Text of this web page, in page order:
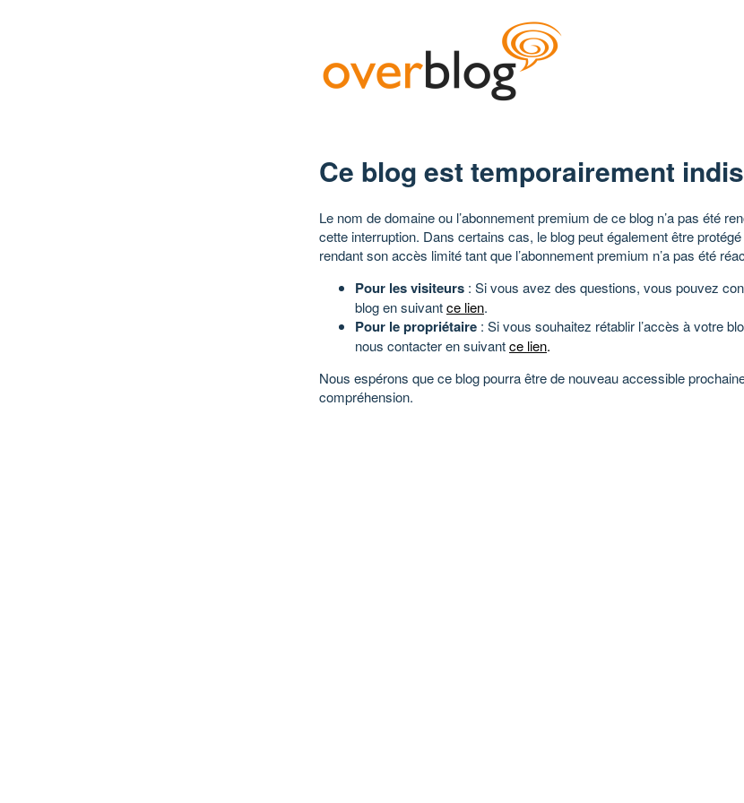
Ce blog est temporairement
Le nom de domaine ou l’abonnement premium de ce blog n’a pas été
cette interruption. Dans certains cas, le blog peut également être
rendant son accès limité tant que l’abonnement premium n’a pas été
Pour les visiteurs : Si vous avez des questions, vous pouvez
blog en suivantce lien.
Pour le propriétaire : Si vous souhaitez rétablir l’accès à votre
nous contacter en suivantce lien.
Nous espérons que ce blog pourra être de nouveau accessible
compréhension.